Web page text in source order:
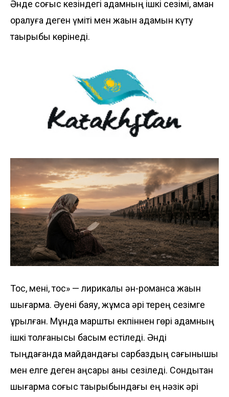
Әнде соғыс кезіндегі адамның ішкі сезімі, аман
оралуға деген үміті мен жақын адамын күту
тақырыбы көрінеді.
Тос, мені, тос» — лирикалық ән-романсқа жақын
шығарма. Әуені баяу, жұмсақ әрі терең сезімге
құрылған. Мұнда марштық екпіннен гөрі адамның
ішкі толғанысы басым естіледі. Әнді
тыңдағанда майдандағы сарбаздың сағынышы
мен елге деген аңсары анық сезіледі. Сондықтан
шығарма соғыс тақырыбындағы ең нәзік әрі